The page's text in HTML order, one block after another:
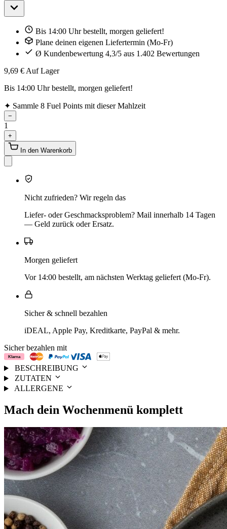
Bis 14:00 Uhr bestellt, morgen geliefert!
Plane deinen eigenen Liefertermin (Mo-Fr)
Ø Kundenbewertung 4,3/5 aus 1.402 Bewertungen
9,69 € Auf Lager
Bis 14:00 Uhr bestellt, morgen geliefert!
✦ Sammle 8 Fuel Points mit dieser Mahlzeit
−
1
+
In den Warenkorb
Nicht zufrieden? Wir regeln das
Liefer- oder Geschmacksproblem? Mail innerhalb 14 Tagen
— Geld zurück oder Ersatz.
Morgen geliefert
Vor 14:00 bestellt, am nächsten Werktag geliefert (Mo-Fr).
Sicher & schnell bezahlen
iDEAL, Apple Pay, Kreditkarte, PayPal & mehr.
Sicher bezahlen mit
BESCHREIBUNG
ZUTATEN
ALLERGENE
Mach dein Wochenmenü komplett